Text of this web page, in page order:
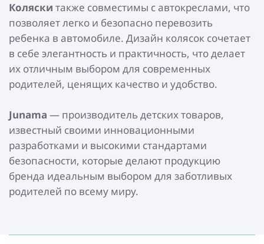
Коляски также совместимы с автокреслами, что
позволяет легко и безопасно перевозить
ребенка в автомобиле. Дизайн колясок сочетает
в себе элегантность и практичность, что делает
их отличным выбором для современных
родителей, ценящих качество и удобство.
Junama — производитель детских товаров,
известный своими инновационными
разработками и высокими стандартами
безопасности, которые делают продукцию
бренда идеальным выбором для заботливых
родителей по всему миру.